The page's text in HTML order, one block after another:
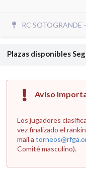
RC SOTOGRANDE
Plazas disponibles
Aviso
Los jugadores
vez finalizado el
mail a
Comité masculino).